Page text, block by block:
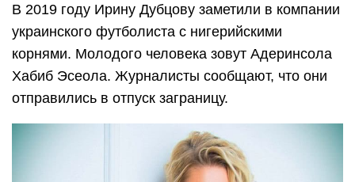
В 2019 году Ирину Дубцову заметили в компании
украинского футболиста с нигерийскими
корнями. Молодого человека зовут Адеринсола
Хабиб Эсеола. Журналисты сообщают, что они
отправились в отпуск заграницу.